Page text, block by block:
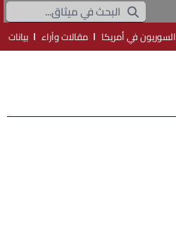
السوريون في أمريكا مقالات وآراء بيانات